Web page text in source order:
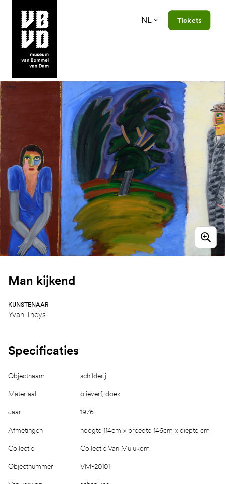
museum van Bommel van Dam
NL Tickets
Man kijkend
KUNSTENAAR
Yvan Theys
Specificaties
Objectnaam schilderij
Materiaal olieverf, doek
Jaar 1976
Afmetingen hoogte 114cm x breedte 146cm x diepte cm
Collectie Collectie Van Mulukom
Objectnummer VM-20101